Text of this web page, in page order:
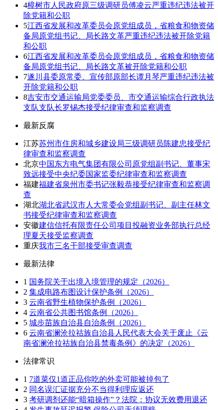
4樟树市人民政府原三级调研员傅凌云严重违纪违法被开
除党籍和公职
5江西省发展和改革委员会原党组成员，省粮食和物资储
备局原党组书记、局长路文革严重违纪违法被开除党籍
和公职
6江西省发展和改革委员会原党组成员，省粮食和物资储
备局原党组书记、局长路文革被开除党籍和公职
7遂川县委原常委、宣传部原部长谭月琴严重违纪违法被
开除党籍和公职
8吉安市交通运输局党委委员、市交通运输综合行政执法
支队支队长罗锡杰接受纪律审查和监察调查
最新反腐
江苏苏州市住房和城乡建设局三级调研员陈建忠接受纪
律审查和监察调查
北京中国东方电气集团有限公司原党组副书记、董事宋
致远接受中央纪委国家监委纪律审查和监察调查
福建福建省泉州市委书记张毅恭接受纪律审查和监察调
查
湖北湖北省武汉市人大常委会党组副书记、副主任林文
书接受纪律审查和监察调查
安徽建信信托有限责任公司项目投融资业务部执行总经
理夏天接受监察调查
重庆我市三名干部接受审查调查
最新法律
1 国务院关于出境入境管理的规定（2026）
2 集成电路布图设计保护条例（2026）
3 云南省野生植物保护条例（2026）
4 云南省公共图书馆条例（2026）
5 城步苗族自治县自治条例（2026）
6 云南省澜沧拉祜族自治县人民代表大会关于废止《云
南省澜沧拉祜族自治县禁毒条例》的决定（2026）
法律常识
1 7道菜仅1道正品你吃的外卖可能被掉包了
2 同名误汇证据充分不当得利理应返还
3 考研调剂还能“暗箱操作”？法院：协议无效费用退还